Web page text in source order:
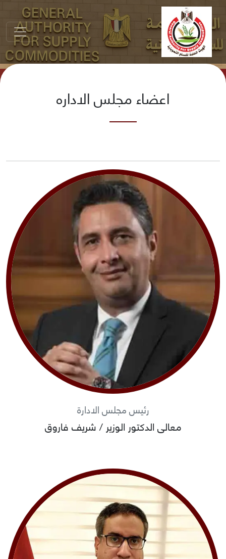
اعضاء مجلس الاداره
رئيس مجلس الادارة
معالى الدكتور الوزير / شريف فاروق